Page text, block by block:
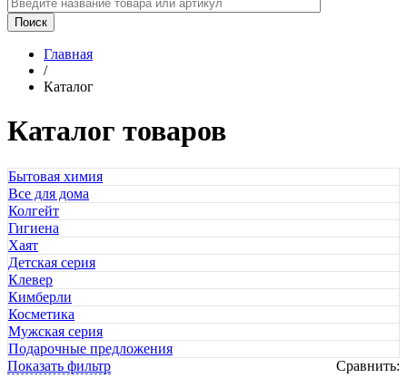
Главная
/
Каталог
Каталог товаров
Бытовая химия
Все для дома
Колгейт
Гигиена
Хаят
Детская серия
Клевер
Кимберли
Косметика
Мужская серия
Подарочные предложения
Показать фильтр
Сравнить: